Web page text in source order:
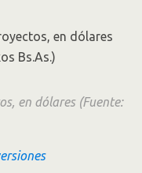
en dólares (Fuente: